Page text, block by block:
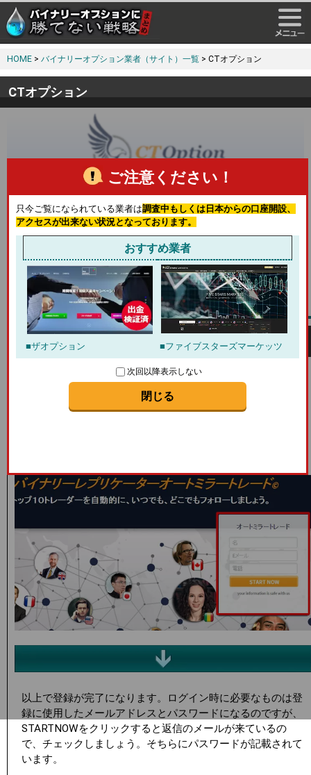
ご注意ください！
只今ご覧になられている業者は調査中もしくは日本からの口座開設、
アクセスが出来ない状況となっております。
おすすめ業者
ザオプション ファイブスターズマーケッツ
次回以降表示しない
閉じる
HOME > バイナリーオプション業者（サイト）一覧 > CTオプション
CTオプション
ゼロスプレッドですべらない業者！
ストレスのない取引環境を掲げるゼロスプレッドでサービス
提供！バイナリーオプション専用EA、自動取引ロボットを
用いるなど、他の業者では行えないトレードが行えるのが魅
口座開設
方法
入金方法 出金方法
CTオプション口座開設手順
の公式ホームページに移動。
移動すると下記のページが表示されるのでページ右下の
以上で登録が完了になります。ログイン時に必要なものは登
録に使用したメールアドレスとパスワードになるのですが、
STARTNOWをクリックすると返信のメールが来ているの
で、チェックしましょう。そちらにパスワードが記載されて
います。